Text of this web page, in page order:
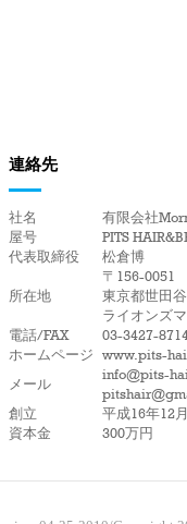
連絡先
社名
有限会社
屋号
PITS
代表取締役
松倉博
所在地
〒156-0051
東京都世田
ライオンズ
電話/FAX
03-3427-
ホームページ www.pits-
メール
info@pits-
創立
平成16年12
資本金
300万円